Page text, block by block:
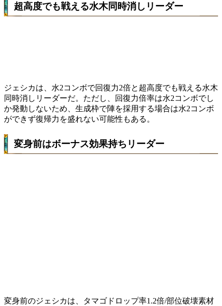
超高度でも戦える水木同時消しリーダー
ジェシカは、水2コンボで回復力2倍と超高度でも戦える水木
同時消しリーダーだ。ただし、回復力倍率は水2コンボでし
か発動しないため、 生成枠で陣を採用する場合は水2コンボ
ができず復帰力を盛れない可能性 もある。
変身前はボーナス効果持ちリーダー
変身前のジェシカは、タマゴドロップ率1.2倍/部位破壊素材